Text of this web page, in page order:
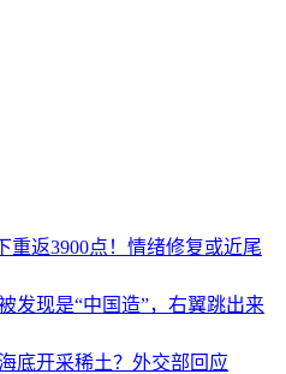
重返3900点！情绪修复或近尾
发现是“中国造”，右翼跳出来
底开采稀土？外交部回应